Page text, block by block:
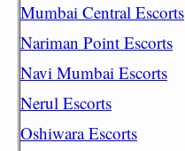
Mumbai Central Escorts
Nariman Point Escorts
Navi Mumbai Escorts
Nerul Escorts
Oshiwara Escorts